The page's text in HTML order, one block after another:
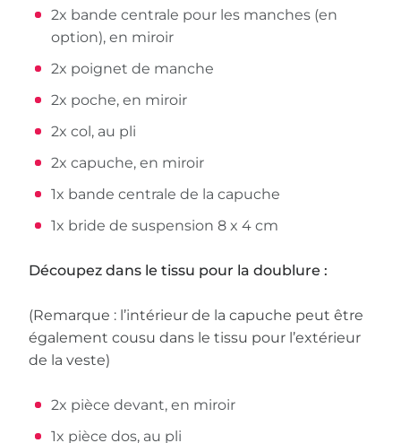
2x bande centrale pour les manches (en
option), en miroir
2x poignet de manche
2x poche, en miroir
2x col, au pli
2x capuche, en miroir
1x bande centrale de la capuche
1x bride de suspension 8 x 4 cm
Découpez dans le tissu pour la doublure :
(Remarque : l’intérieur de la capuche peut être
également cousu dans le tissu pour l’extérieur
de la veste)
2x pièce devant, en miroir
1x pièce dos, au pli